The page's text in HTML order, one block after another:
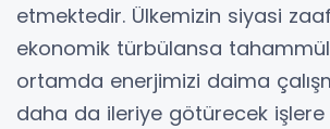
etmektedir. Ülkemizin siyasi
ekonomik türbülansa
ortamda enerjimizi daima
daha da ileriye götürecek işlere